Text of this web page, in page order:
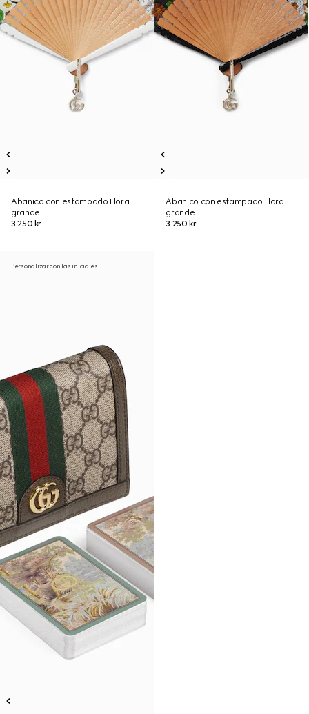
Abanico con estampado Flora
grande
3.250 kr.
Abanico con estampado Flora
grande
3.250 kr.
Personalizar con las iniciales